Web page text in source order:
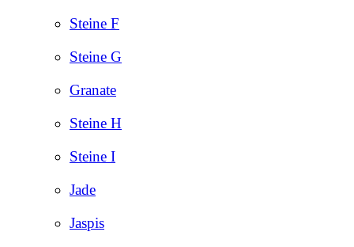
Steine F
Steine G
Granate
Steine H
Steine I
Jade
Jaspis